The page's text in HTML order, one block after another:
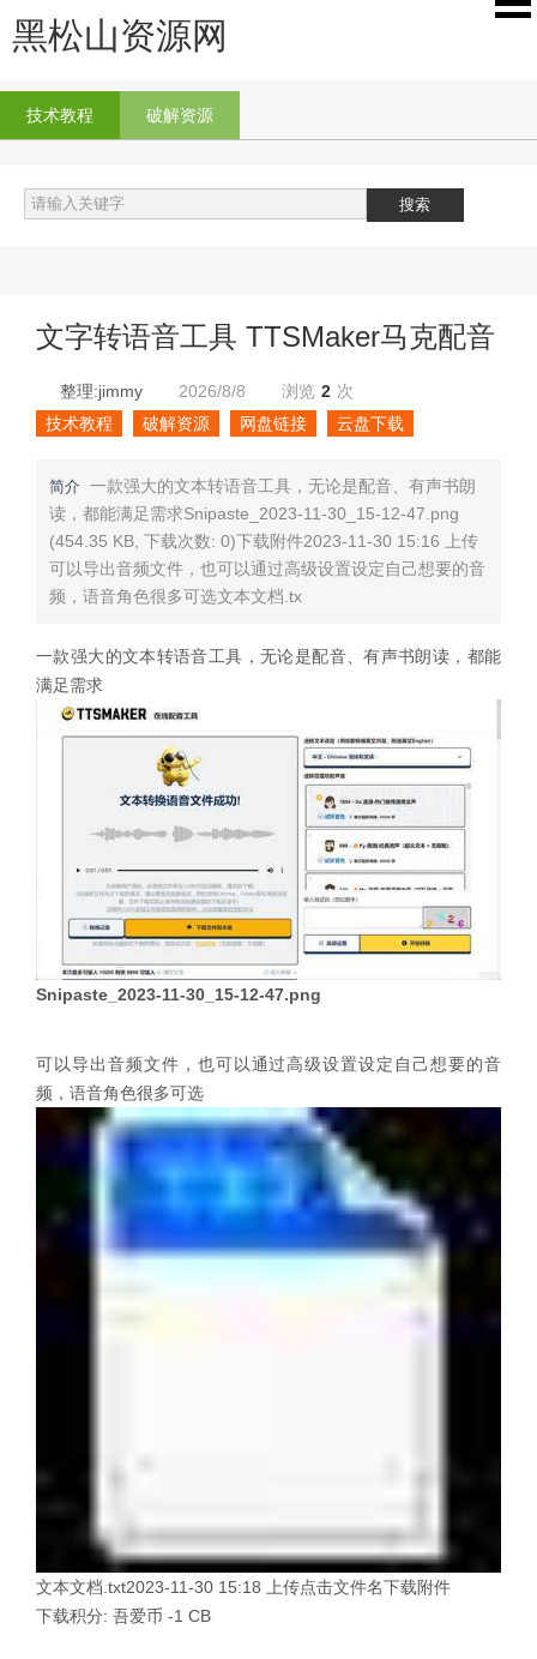
黑松山资源网
技术教程 破解资源
文字转语音工具 TTSMaker马克配音
整理:jimmy 2026/8/8 浏览 2 次
技术教程
破解资源 网盘链接 云盘下载
简介 一款强大的文本转语音工具，无论是配音、有声书朗
读，都能满足需求Snipaste_2023-11-30_15-12-47.png
(454.35 KB, 下载次数: 0)下载附件2023-11-30 15:16 上传
可以导出音频文件，也可以通过高级设置设定自己想要的音
频，语音角色很多可选文本文档.tx
一款强大的文本转语音工具，无论是配音、有声书朗读，都能
满足需求
Snipaste_2023-11-30_15-12-47.png
可以导出音频文件，也可以通过高级设置设定自己想要的音
频，语音角色很多可选
文本文档.txt2023-11-30 15:18 上传点击文件名下载附件
下载积分: 吾爱币 -1 CB